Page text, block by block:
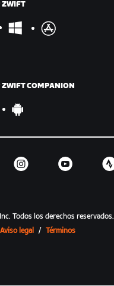
ZWIFT
ZWIFT COMPANION
Todos los derechos reservados.
Aviso legal / Términos